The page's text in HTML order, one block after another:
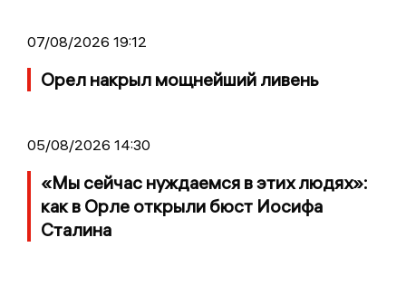
07/08/2026 19:12
Орел накрыл мощнейший ливень
05/08/2026 14:30
«Мы сейчас нуждаемся в этих людях»:
как в Орле открыли бюст Иосифа
Сталина